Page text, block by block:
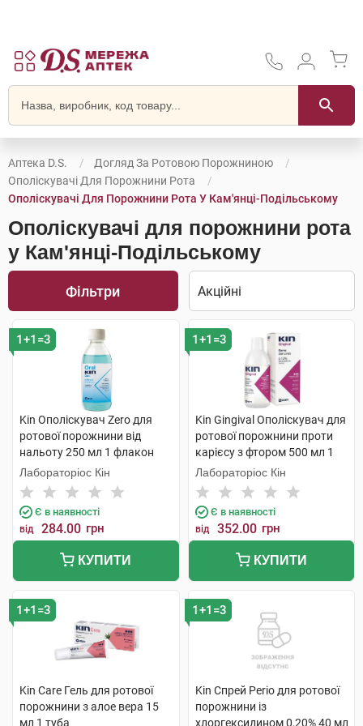
Аптека D.S.
Догляд За Ротовою Порожниною
Ополіскувачі Для Порожнини Рота
Ополіскувачі Для Порожнини Рота У Кам'янці-Подільському
Ополіскувачі для порожнини рота
у Кам'янці-Подільському
Фільтри
1+1=3
Kin Ополіскувач Zero для
ротової порожнини від
нальоту 250 мл 1 флакон
Лабораторіос Кін
Є в наявності
від 284.00 грн
КУПИТИ
1+1=3
Kin Gingival Ополіскувач для
ротової порожнини проти
карієсу з фтором 500 мл 1
флакон
Лабораторіос Кін
Є в наявності
від 352.00 грн
КУПИТИ
1+1=3
Kin Care Гель для ротової
порожнини з алое вера 15
мл 1 туба
1+1=3
Kin Спрей Perio для ротової
порожнини із
хлоргексидином 0,20% 40 мл